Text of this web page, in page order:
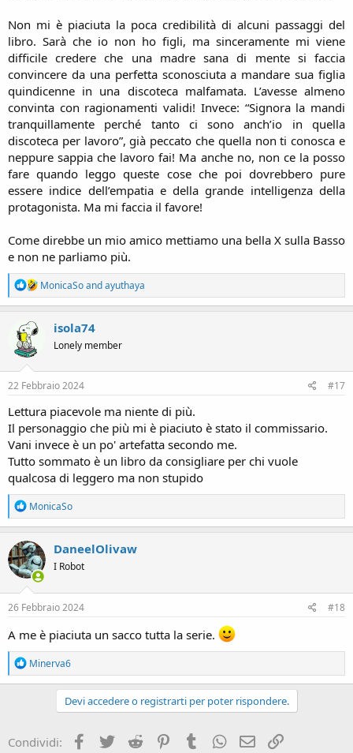
Non mi è piaciuta la poca credibilità di alcuni passaggi del
libro. Sarà che io non ho figli, ma sinceramente mi viene
difficile credere che una madre sana di mente si faccia
convincere da una perfetta sconosciuta a mandare sua figlia
quindicenne in una discoteca malfamata. L’avesse almeno
convinta con ragionamenti validi! Invece: “Signora la mandi
tranquillamente perché tanto ci sono anch’io in quella
discoteca per lavoro”, già peccato che quella non ti conosca e
neppure sappia che lavoro fai! Ma anche no, non ce la posso
fare quando leggo queste cose che poi dovrebbero pure
essere indice dell’empatia e della grande intelligenza della
protagonista. Ma mi faccia il favore!
Come direbbe un mio amico mettiamo una bella X sulla Basso
e non ne parliamo più.​
R
e
a
n
s
MonicaSoandayuthaya
isola74
Lonely member
22 Febbraio 2024 #17
Lettura piacevole ma niente di più.
Il personaggio che più mi è piaciuto è stato il commissario.
Vani invece è un po' artefatta secondo me.
Tutto sommato è un libro da consigliare per chi vuole
qualcosa di leggero ma non stupido
R
e
a
c
t
i
o
n
s
MonicaSo
DaneelOlivaw
I Robot
26 Febbraio 2024 #18
A me è piaciuta un sacco tutta la serie.
R
e
a
o
n
Minerva6
Devi accedere o registrarti per poter rispondere.
Condividi: Facebook
Twitter Reddit PinterestTumblrWhatsApp
e-mail